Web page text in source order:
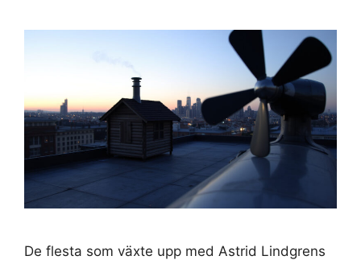
De flesta som växte upp med Astrid Lindgrens